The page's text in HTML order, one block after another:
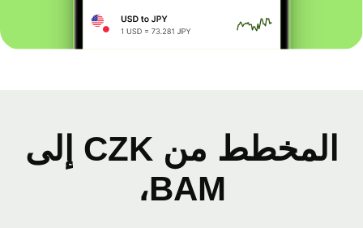
المخطط من CZK إلى
BAM،